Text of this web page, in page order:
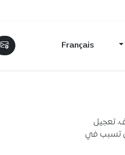
Français
تعجيل
تسبب في